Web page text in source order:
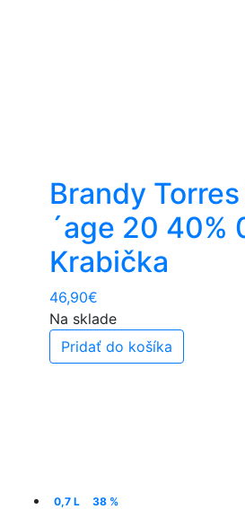
Brandy
´age 20 40%
Krabička
46,90€
Na sklade
Pridať do košíka
0,7 L 38 %